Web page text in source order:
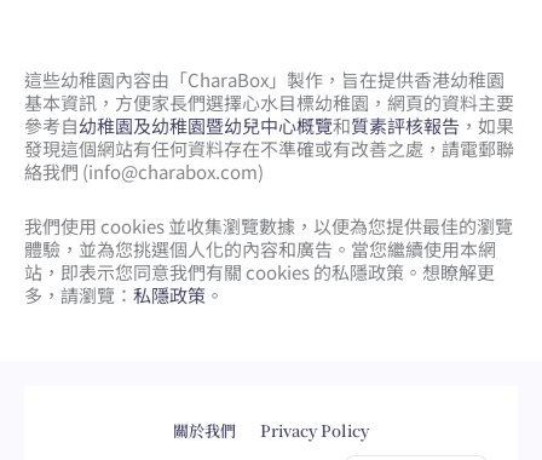
這些幼稚園內容由「CharaBox」製作，旨在提供香港幼稚園
基本資訊，方便家長們選擇心水目標幼稚園，網頁的資料主要
參考自幼稚園及幼稚園暨幼兒中心概覽和質素評核報告 ，如果
發現這個網站有任何資料存在不準確或有改善之處，請電郵聯
絡我們 (info@charabox.com)
我們使用 cookies 並收集瀏覽數據，以便為您提供最佳的瀏覽
體驗，並為您挑選個人化的內容和廣告。當您繼續使用本網
站，即表示您同意我們有關 cookies 的私隱政策。想瞭解更
多，請瀏覽： 私隱政策 。
關於我們 Privacy Policy